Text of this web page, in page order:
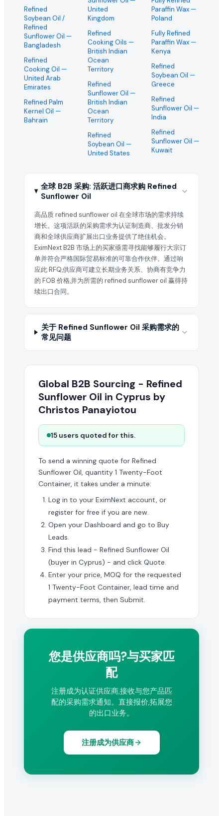
Refined
Soybean Oil /
Refined
Sunflower Oil —
Bangladesh
Refined
Cooking Oil —
United Arab
Emirates
Refined Palm
Kernel Oil —
Bahrain
United
Kingdom
Refined
Cooking Oils —
British Indian
Ocean
Territory
Refined
Sunflower Oil —
British Indian
Ocean
Territory
Refined
Soybean Oil —
United States
Paraffin Wax —
Poland
Fully Refined
Paraffin Wax —
Kenya
Refined
Soybean Oil —
Greece
Refined
Sunflower Oil —
India
Refined
Sunflower Oil —
Kuwait
全球 B2B 采购: 活跃进口商求购 Refined
Sunflower Oil
高品质 refined sunflower oil 在全球市场的需求持续
增长。这项活跃的采购需求为认证制造商、批发分销
商和全球供应商扩展出口业务提供了绝佳机会。
EximNext B2B 市场上的买家亟需寻找能够履行大宗订
单并符合严格国际贸易标准的可靠合作伙伴。通过响
应此 RFQ,供应商可建立长期业务关系、协商有竞争力
的 FOB 价格,并为所需的 refined sunflower oil 赢得持
续出口合同。
关于 Refined Sunflower Oil 采购需求的
常见问题
Global B2B Sourcing - Refined
Sunflower Oil in Cyprus by
Christos Panayiotou
15 users quoted for this.
To send a winning quote for Refined
Sunflower Oil, quantity 1 Twenty-Foot
Container, it takes under a minute:
Log in to your EximNext account, or
register for free if you are new.
Open your Dashboard and go to Buy
Leads.
Find this lead - Refined Sunflower Oil
(buyer in Cyprus) - and click Quote.
Enter your price, MOQ for the requested
1 Twenty-Foot Container, lead time and
payment terms, then Submit.
您是供应商吗?与买家匹
配
注册成为认证供应商,接收与您产品匹
配的采购需求通知。直接报价,拓展您
的出口业务。
注册成为供应商